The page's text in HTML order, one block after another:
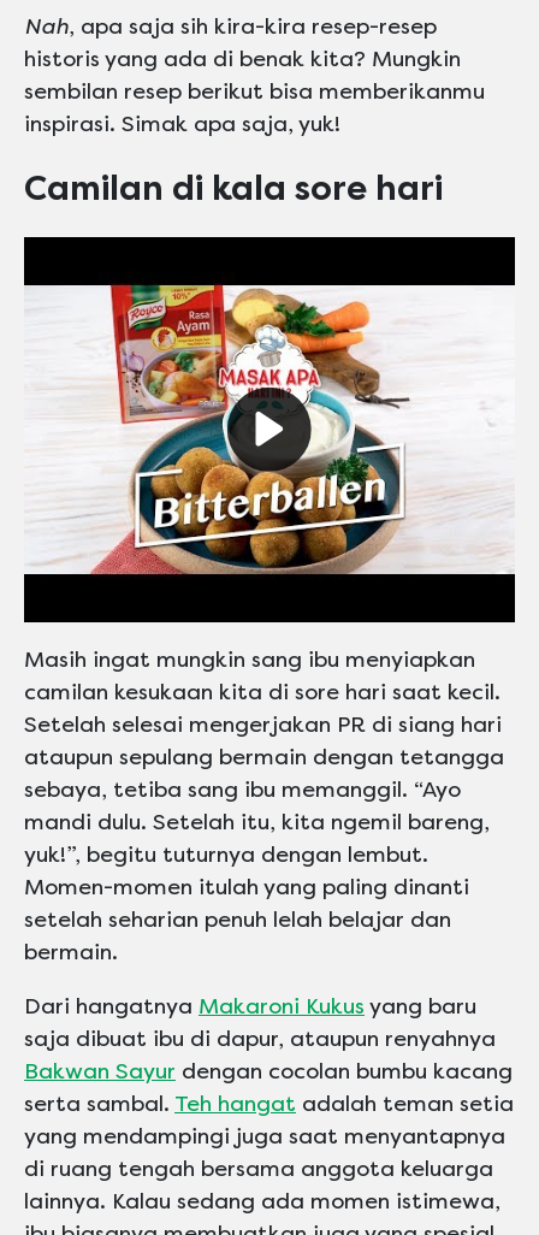
Nah, apa saja sih kira-kira resep-resep
historis yang ada di benak kita? Mungkin
sembilan resep berikut bisa memberikanmu
inspirasi. Simak apa saja, yuk!
Camilan di kala sore hari
Play video Maskafini
Masih ingat mungkin sang ibu menyiapkan
camilan kesukaan kita di sore hari saat kecil.
Setelah selesai mengerjakan PR di siang hari
ataupun sepulang bermain dengan tetangga
sebaya, tetiba sang ibu memanggil. “Ayo
mandi dulu. Setelah itu, kita ngemil bareng,
yuk!”, begitu tuturnya dengan lembut.
Momen-momen itulah yang paling dinanti
setelah seharian penuh lelah belajar dan
bermain.
Dari hangatnya Makaroni Kukus yang baru
saja dibuat ibu di dapur, ataupun renyahnya
Bakwan Sayur dengan cocolan bumbu kacang
serta sambal. Teh hangat adalah teman setia
yang mendampingi juga saat menyantapnya
di ruang tengah bersama anggota keluarga
lainnya. Kalau sedang ada momen istimewa,